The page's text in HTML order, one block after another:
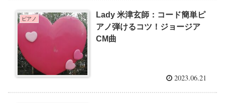
ピアノ
Lady 米津玄師：コード簡単ピ
アノ弾けるコツ！ジョージア
CM曲
2023.06.21